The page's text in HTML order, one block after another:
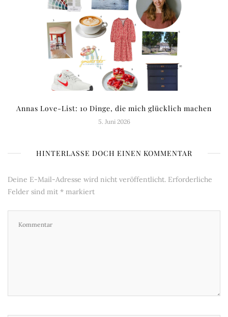
Annas Love-List: 10 Dinge, die mich glücklich machen
5. Juni 2026
HINTERLASSE DOCH EINEN KOMMENTAR
Deine E-Mail-Adresse wird nicht veröffentlicht. Erforderliche
Felder sind mit * markiert